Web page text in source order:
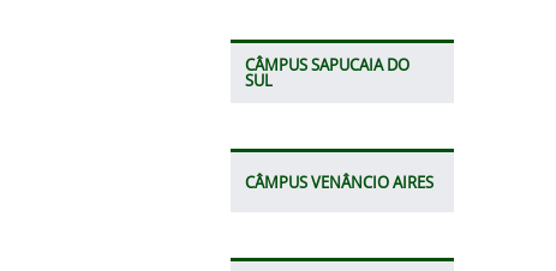
CÂMPUS SAPUCAIA DO
SUL
CÂMPUS VENÂNCIO AIRES